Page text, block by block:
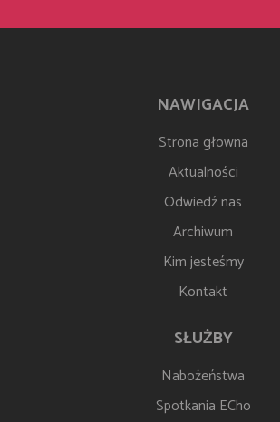
NAWIGACJA
Strona głowna
Aktualności
Odwiedź nas
Archiwum
Kim jesteśmy
Kontakt
SŁUŻBY
Nabożeństwa
Spotkania ECho